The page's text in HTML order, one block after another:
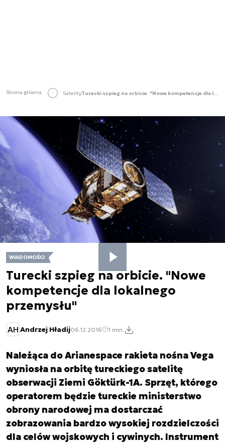
Strona główna Satelity Turecki szpieg na orbicie. "Nowe kompetencje dla lokalnego przemysłu"
WIADOMOŚCI
Turecki szpieg na orbicie. "Nowe
kompetencje dla lokalnego
przemysłu"
AH Andrzej Hładij06.12.2016 1 min.
Należąca do Arianespace rakieta nośna Vega
wyniosła na orbitę tureckiego satelitę
obserwacji Ziemi Göktürk-1A. Sprzęt, którego
operatorem będzie tureckie ministerstwo
obrony narodowej ma dostarczać
zobrazowania bardzo wysokiej rozdzielczości
dla celów wojskowych i cywinych. Instrument